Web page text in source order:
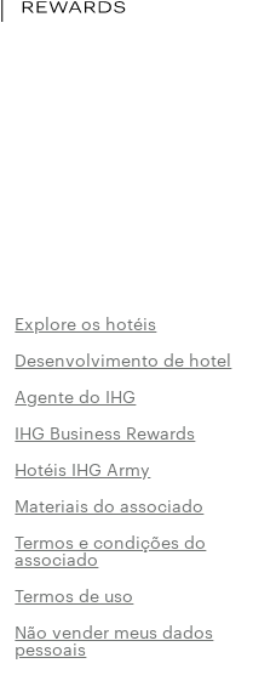
Explore os hotéis
Desenvolvimento de hotel
Agente do IHG
IHG Business Rewards
Hotéis IHG Army
Materiais do associado
Termos e condições do
associado
Termos de uso
Não vender meus dados
pessoais